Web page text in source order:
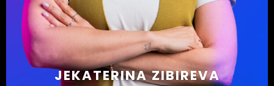
JEKATERINA ZIBIREVA